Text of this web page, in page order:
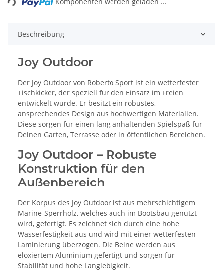
Beschreibung
Joy Outdoor
Der Joy Outdoor von Roberto Sport ist ein wetterfester
Tischkicker, der speziell für den Einsatz im Freien
entwickelt wurde. Er besitzt ein robustes,
ansprechendes Design aus hochwertigen Materialien.
Diese sorgen für einen lang anhaltenden Spielspaß für
Deinen Garten, Terrasse oder in öffentlichen Bereichen.
Joy Outdoor – Robuste
Konstruktion für den
Außenbereich
Der Korpus des Joy Outdoor ist aus mehrschichtigem
Marine-Sperrholz, welches auch im Bootsbau genutzt
wird, gefertigt. Es zeichnet sich durch eine hohe
Wasserfestigkeit aus und wird mit einer wetterfesten
Laminierung überzogen. Die Beine werden aus
eloxiertem Aluminium gefertigt und sorgen für
Stabilität und hohe Langlebigkeit.